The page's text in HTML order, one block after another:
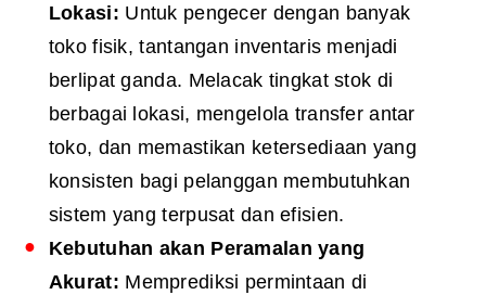
Lokasi: Untuk pengecer dengan banyak
toko fisik, tantangan inventaris menjadi
berlipat ganda. Melacak tingkat stok di
berbagai lokasi, mengelola transfer antar
toko, dan memastikan ketersediaan yang
konsisten bagi pelanggan membutuhkan
sistem yang terpusat dan efisien.
Kebutuhan akan Peramalan yang
Akurat: Memprediksi permintaan di